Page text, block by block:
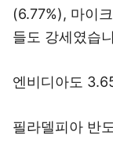
(6.77%), 마이
들도 강세였습
엔비디아도
필라델피아 반